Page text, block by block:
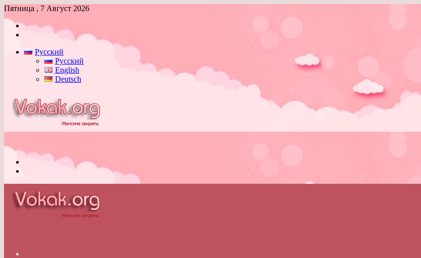
Пятница , 7 Август 2026
Войти
Русский
Русский
English
Deutsch